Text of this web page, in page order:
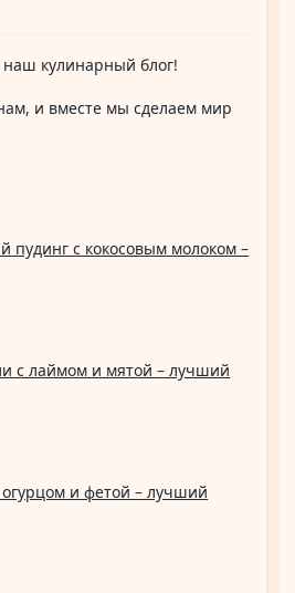
кулинарный блог!
и вместе мы сделаем мир
с кокосовым молоком –
с лаймом и мятой – лучший
и фетой – лучший